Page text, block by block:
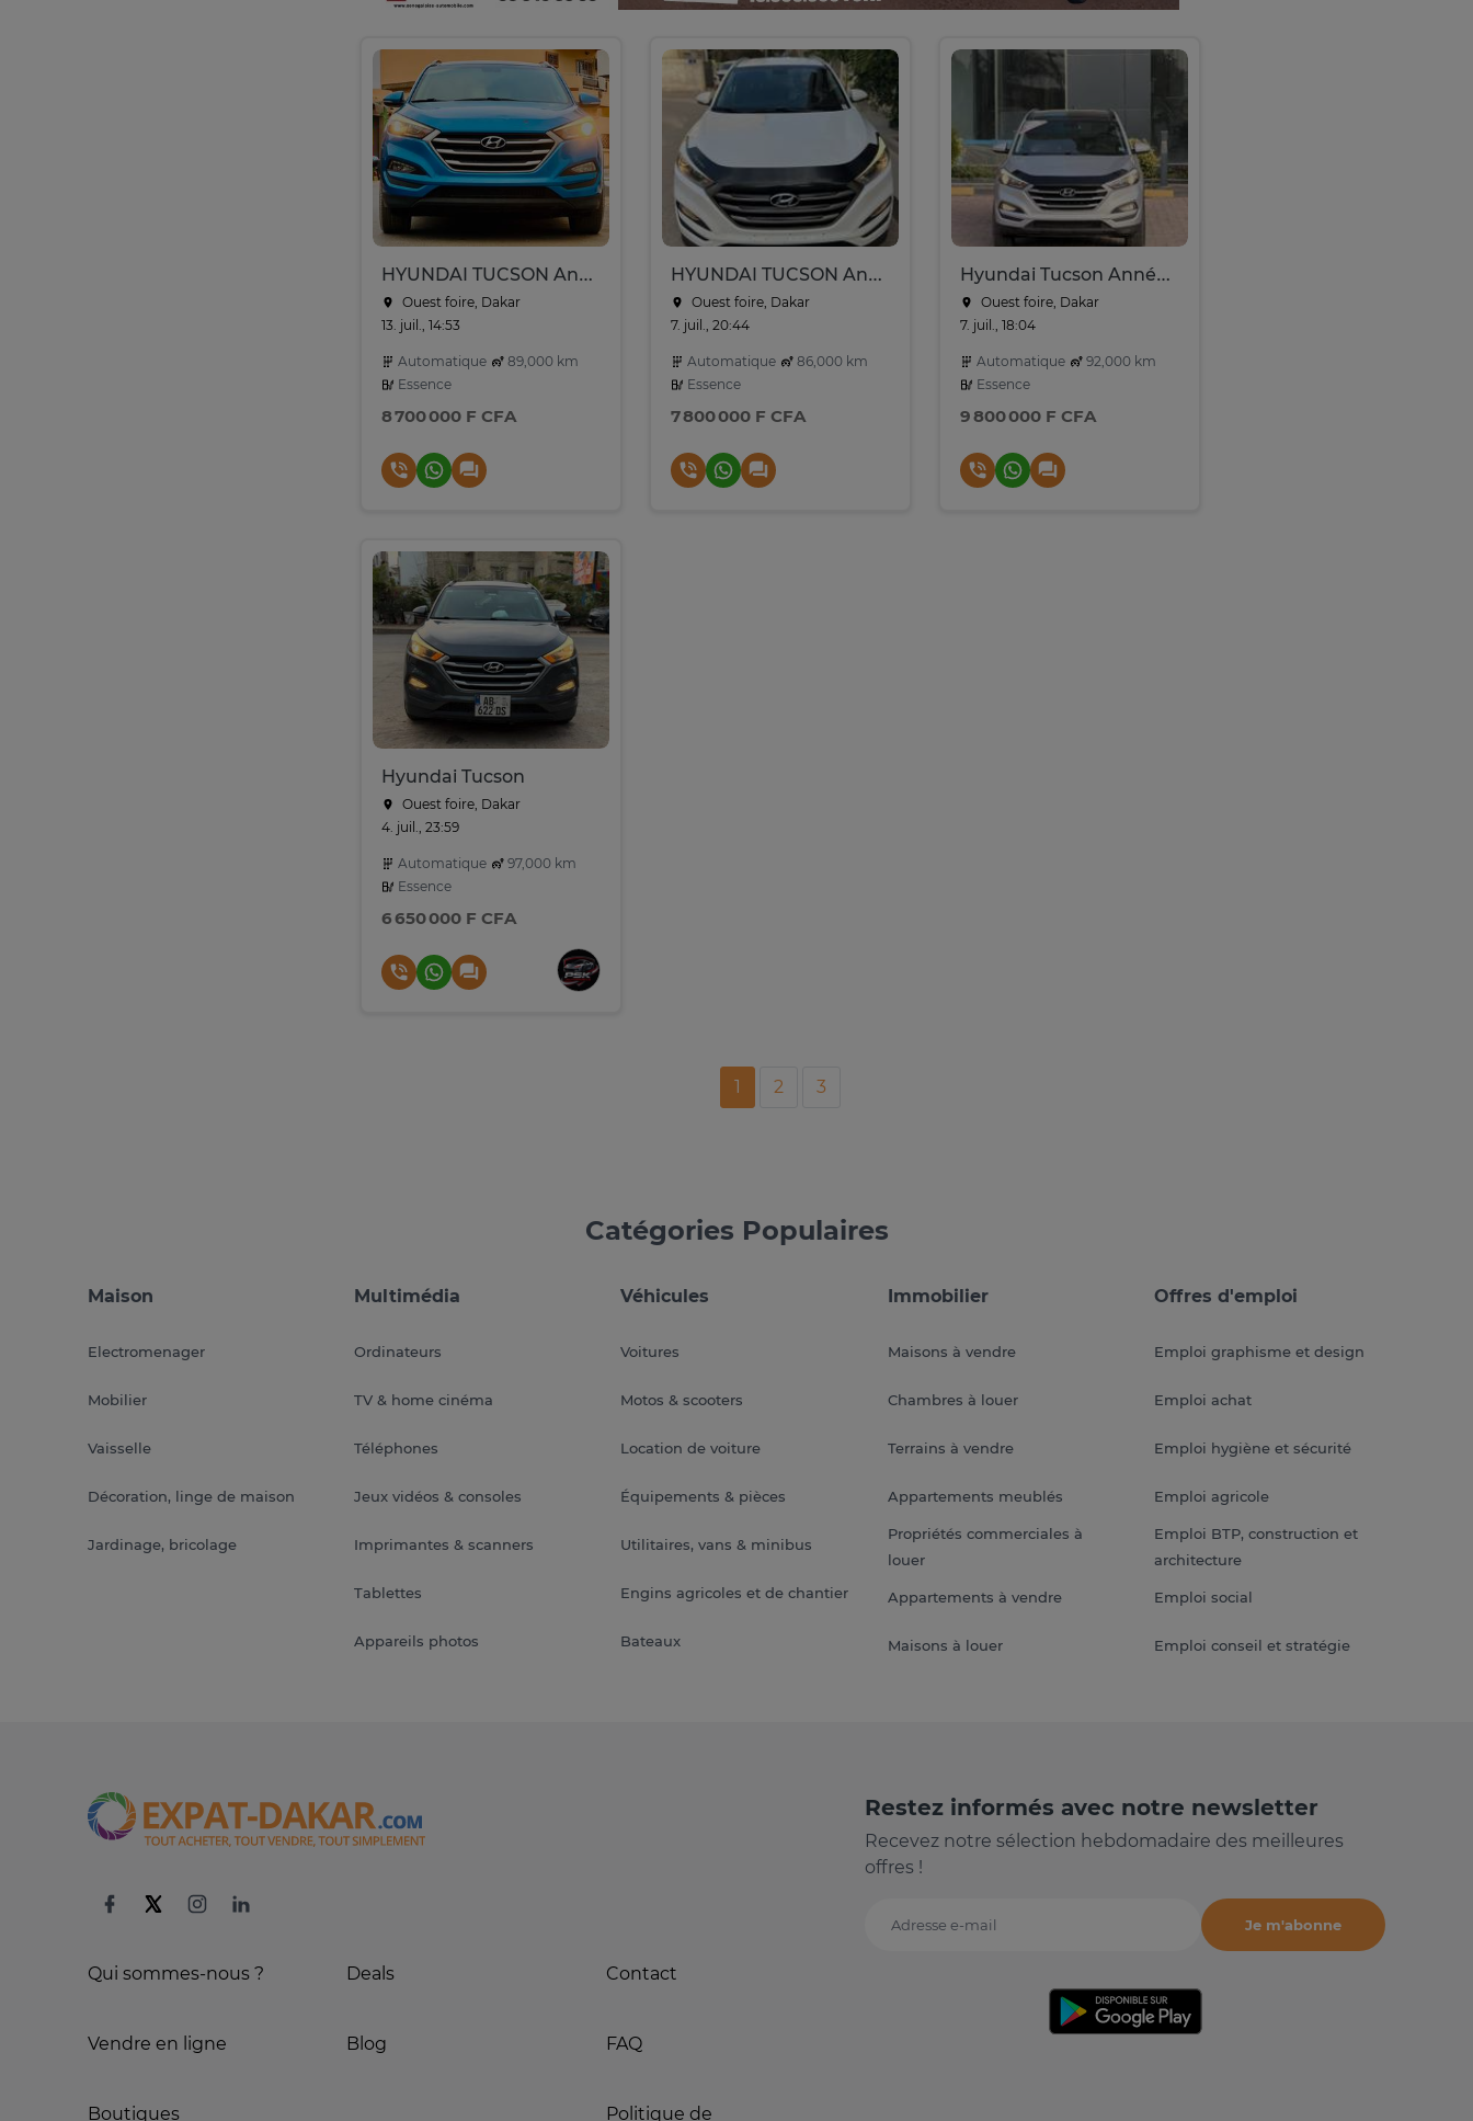
HYUNDAI TUCSON Année :2017
Ouest foire, Dakar
13. juil., 14:53
Automatique
89,000 km
Essence
8 700 000 F CFA
HYUNDAI TUCSON Année : 2017
Ouest foire, Dakar
7. juil., 20:44
Automatique
86,000 km
Essence
7 800 000 F CFA
Hyundai Tucson Année 2018
Ouest foire, Dakar
7. juil., 18:04
Automatique
92,000 km
Essence
9 800 000 F CFA
Hyundai Tucson
Ouest foire, Dakar
4. juil., 23:59
Automatique
97,000 km
Essence
6 650 000 F CFA
1 2 3
Catégories Populaires
Maison
Electromenager
Mobilier
Vaisselle
Décoration, linge de maison
Jardinage, bricolage
Multimédia
Ordinateurs
TV & home cinéma
Téléphones
Jeux vidéos & consoles
Imprimantes & scanners
Tablettes
Appareils photos
Véhicules
Voitures
Motos & scooters
Location de voiture
Équipements & pièces
Utilitaires, vans & minibus
Engins agricoles et de chantier
Bateaux
Immobilier
Maisons à vendre
Chambres à louer
Terrains à vendre
Appartements meublés
Propriétés commerciales à
louer
Appartements à vendre
Maisons à louer
Offres d'emploi
Emploi graphisme et design
Emploi achat
Emploi hygiène et sécurité
Emploi agricole
Emploi BTP, construction et
architecture
Emploi social
Emploi conseil et stratégie
Qui sommes-nous ?
Vendre en ligne
Boutiques
Deals
Blog
Contact
FAQ
Politique de
Restez informés avec notre newsletter
Recevez notre sélection hebdomadaire des meilleures
offres !
Adresse e-mail
Je m'abonne